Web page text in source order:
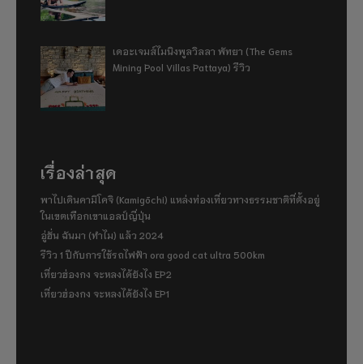
เดอะเจมส์ไมนิงพูลวิลลา พัทยา (The Gems
Mining Pool Villas Pattaya) รีวิว
เรื่องล่าสุด
พาไปเดินคามิโคจิ (Kamigōchi) แหล่งท่องเที่ยวทางธรรมชาติที่ตั้งอยู่
ในเขตเทือกเขาแอลป์ญี่ปุ่น
อู่ฮั่น ฉันมา (ทำไม) แล้ว 2024
รีวิว 1 ปีกับการใช้รถไฟฟ้า ora good cat ultra 500km
เที่ยวฮ่องกง จะหลงได้ยังไง EP2
เที่ยวฮ่องกง จะหลงได้ยังไง EP1